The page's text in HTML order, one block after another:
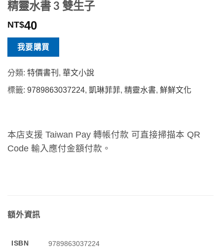
精靈水書 3 雙生子
NT$40
我要購買
分類: 特價書刊 , 華文小說
標籤: 9789863037224, 凱琳菲菲, 精靈水書, 鮮鮮文化
本店支援 Taiwan Pay 轉帳付款 可直接掃描本 QR
Code 輸入應付金額付款。
額外資訊
ISBN
9789863037224